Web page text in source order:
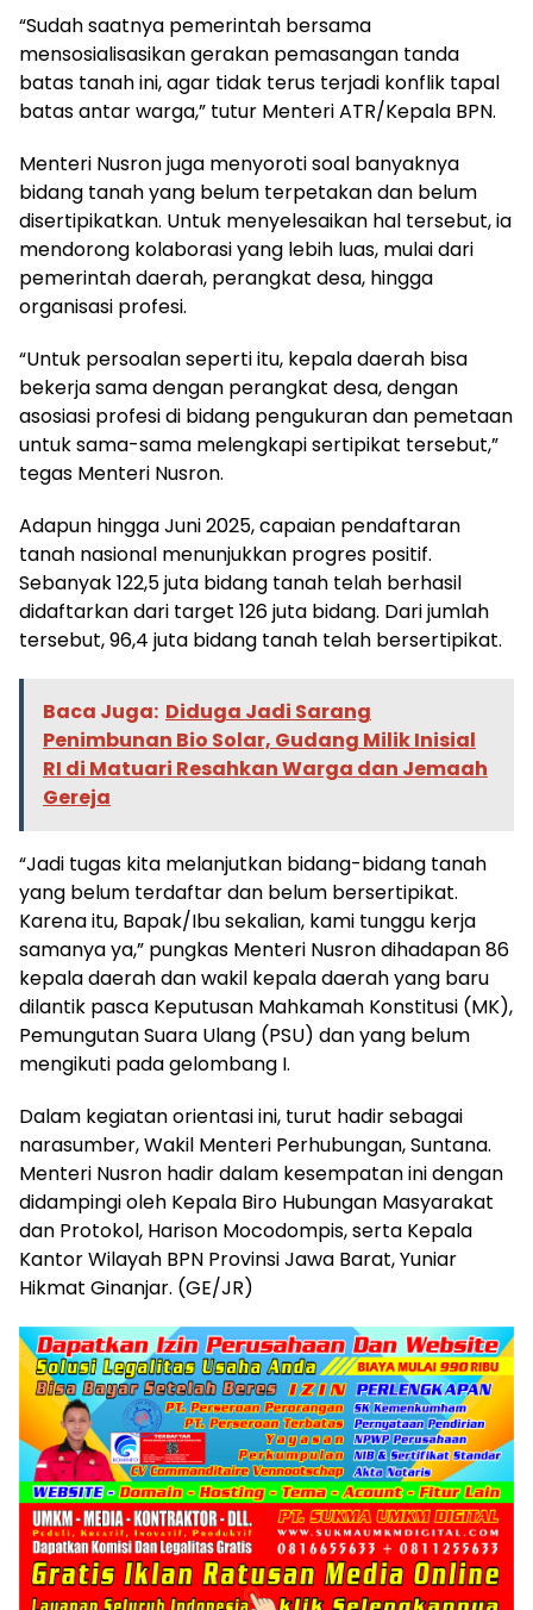
“Sudah saatnya pemerintah bersama
mensosialisasikan gerakan pemasangan tanda
batas tanah ini, agar tidak terus terjadi konflik tapal
batas antar warga,” tutur Menteri ATR/Kepala BPN.
Menteri Nusron juga menyoroti soal banyaknya
bidang tanah yang belum terpetakan dan belum
disertipikatkan. Untuk menyelesaikan hal tersebut, ia
mendorong kolaborasi yang lebih luas, mulai dari
pemerintah daerah, perangkat desa, hingga
organisasi profesi.
“Untuk persoalan seperti itu, kepala daerah bisa
bekerja sama dengan perangkat desa, dengan
asosiasi profesi di bidang pengukuran dan pemetaan
untuk sama-sama melengkapi sertipikat tersebut,”
tegas Menteri Nusron.
Adapun hingga Juni 2025, capaian pendaftaran
tanah nasional menunjukkan progres positif.
Sebanyak 122,5 juta bidang tanah telah berhasil
didaftarkan dari target 126 juta bidang. Dari jumlah
tersebut, 96,4 juta bidang tanah telah bersertipikat.
Baca Juga: Diduga Jadi Sarang
Penimbunan Bio Solar, Gudang Milik Inisial
RI di Matuari Resahkan Warga dan Jemaah
Gereja
“Jadi tugas kita melanjutkan bidang-bidang tanah
yang belum terdaftar dan belum bersertipikat.
Karena itu, Bapak/Ibu sekalian, kami tunggu kerja
samanya ya,” pungkas Menteri Nusron dihadapan 86
kepala daerah dan wakil kepala daerah yang baru
dilantik pasca Keputusan Mahkamah Konstitusi (MK),
Pemungutan Suara Ulang (PSU) dan yang belum
mengikuti pada gelombang I.
Dalam kegiatan orientasi ini, turut hadir sebagai
narasumber, Wakil Menteri Perhubungan, Suntana.
Menteri Nusron hadir dalam kesempatan ini dengan
didampingi oleh Kepala Biro Hubungan Masyarakat
dan Protokol, Harison Mocodompis, serta Kepala
Kantor Wilayah BPN Provinsi Jawa Barat, Yuniar
Hikmat Ginanjar. (GE/JR)